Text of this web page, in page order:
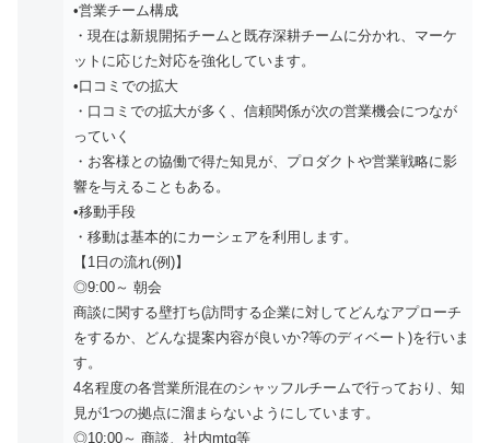
•営業チーム構成
・現在は新規開拓チームと既存深耕チームに分かれ、マーケ
ットに応じた対応を強化しています。
•口コミでの拡大
・口コミでの拡大が多く、信頼関係が次の営業機会につなが
っていく
・お客様との協働で得た知見が、プロダクトや営業戦略に影
響を与えることもある。
•移動手段
・移動は基本的にカーシェアを利用します。
【1日の流れ(例)】
◎9:00～ 朝会
商談に関する壁打ち(訪問する企業に対してどんなアプローチ
をするか、どんな提案内容が良いか?等のディベート)を行いま
す。
4名程度の各営業所混在のシャッフルチームで行っており、知
見が1つの拠点に溜まらないようにしています。
◎10:00～ 商談、社内mtg等